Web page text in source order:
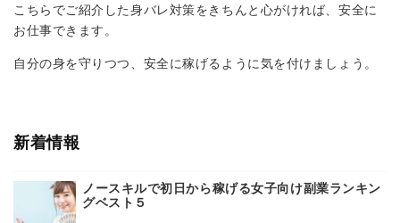
こちらでご紹介した身バレ対策をきちんと心がければ、安全に
お仕事できます。
自分の身を守りつつ、安全に稼げるように気を付けましょう。
新着情報
ノースキルで初日から稼げる女子向け副業ランキン
グベスト５